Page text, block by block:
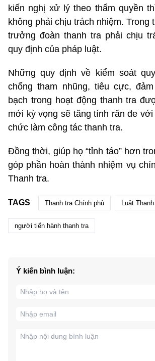
kiến nghị xử lý theo thẩm quyền
không phải chịu trách nhiệm. Trong
trưởng đoàn thanh tra phải chịu
quy định của pháp luật.
Những quy định về kiểm soát
chống tham nhũng, tiêu cực,
bạch trong hoạt động thanh tra
mới kỳ vọng sẽ tăng tính răn đe
chức làm công tác thanh tra.
Đồng thời, giúp họ “tỉnh táo” hơn
góp phần hoàn thành nhiệm vụ
Thanh tra.
TAGS Thanh tra Chính phủ Luật
người tiến hành thanh tra
Ý kiến bình luận: